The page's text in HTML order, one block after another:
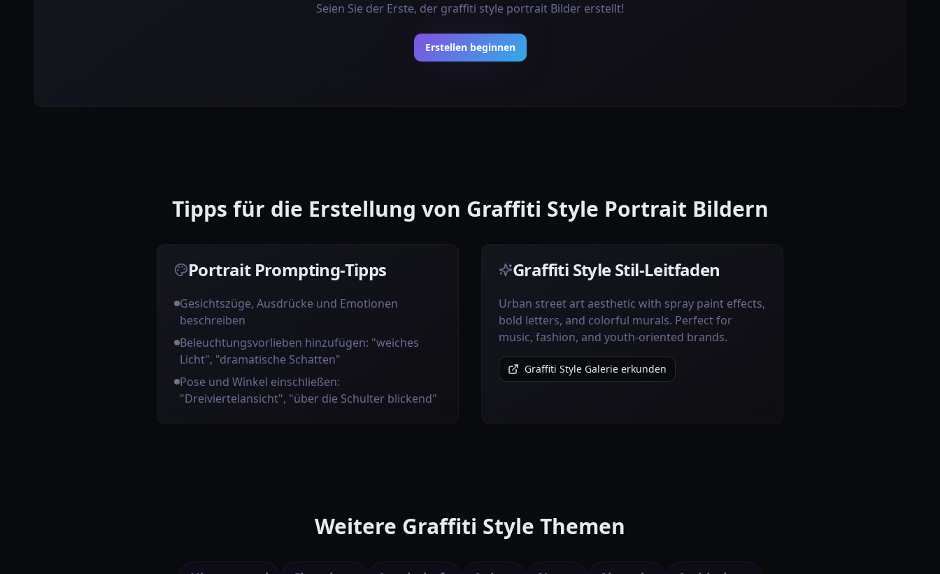
Seien Sie der Erste, der graffiti style portrait Bilder erstellt!
Erstellen beginnen
Tipps für die Erstellung von Graffiti Style Portrait Bildern
Portrait Prompting-Tipps
Gesichtszüge, Ausdrücke und Emotionen
beschreiben
Beleuchtungsvorlieben hinzufügen: "weiches
Licht", "dramatische Schatten"
Pose und Winkel einschließen:
"Dreiviertelansicht", "über die Schulter blickend"
Graffiti Style Stil-Leitfaden
Urban street art aesthetic with spray paint effects,
bold letters, and colorful murals. Perfect for
music, fashion, and youth-oriented brands.
Graffiti Style Galerie erkunden
Weitere Graffiti Style Themen